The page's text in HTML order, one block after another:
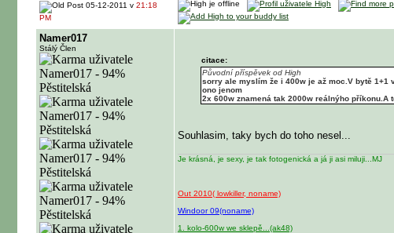
05-12-2011 v 21:18
PM
Namer017
Stálý Člen
citace:
Původní příspěvek od High
sorry ale myslím že i 400w je až moc.V bytě 1+1
ono jenom
2x 600w znamená tak 2000w reálnýho příkonu.A
Souhlasim, taky bych do toho nesel...
Je krásná, je sexy, je tak fotogenická a já ji asi miluji...MJ
Out 2010( lowkiller, noname)
Windoor 09(noname)
1. kolo-600w we sklepě...(ak48)